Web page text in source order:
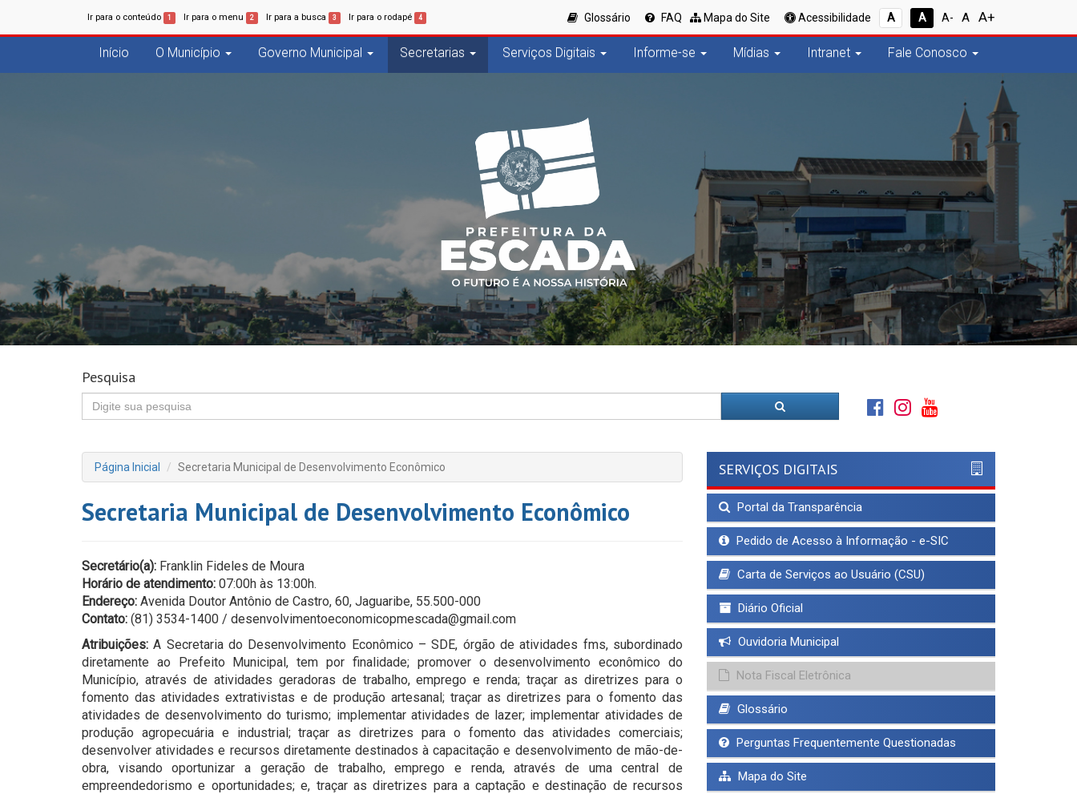
Ir para o conteúdo 1 Ir para o menu 2 Ir para a busca 3 Ir para o rodapé 4 Glossário FAQ Mapa do Site Acessibilidade A A A- A A+
Início O Município Governo Municipal Secretarias Serviços Digitais Informe-se Mídias Intranet Fale Conosco
Pesquisa
Página Inicial Secretaria Municipal de Desenvolvimento Econômico
Secretaria Municipal de Desenvolvimento Econômico
Secretário(a): Franklin Fideles de Moura
Horário de atendimento: 07:00h às 13:00h.
Endereço: Avenida Doutor Antônio de Castro, 60, Jaguaribe, 55.500-000
Contato: (81) 3534-1400 / desenvolvimentoeconomicopmescada@gmail.com
Atribuições:A Secretaria do Desenvolvimento Econômico – SDE, órgão de atividades fms, subordinado
diretamente ao Prefeito Municipal, tem por finalidade; promover o desenvolvimento econômico do
Município, através de atividades geradoras de trabalho, emprego e renda; traçar as diretrizes para o
fomento das atividades extrativistas e de produção artesanal; traçar as diretrizes para o fomento das
atividades de desenvolvimento do turismo; implementar atividades de lazer; implementar atividades de
produção agropecuária e industrial; traçar as diretrizes para o fomento das atividades comerciais;
desenvolver atividades e recursos diretamente destinados à capacitação e desenvolvimento de mão-de-
obra, visando oportunizar a geração de trabalho, emprego e renda, através de uma central de
empreendedorismo e oportunidades; e, traçar as diretrizes para a captação e destinação de recursos
SERVIÇOS DIGITAIS
Portal da Transparência
Pedido de Acesso à Informação - e-SIC
Carta de Serviços ao Usuário (CSU)
Diário Oficial
Ouvidoria Municipal
Nota Fiscal Eletrônica
Glossário
Perguntas Frequentemente Questionadas
Mapa do Site